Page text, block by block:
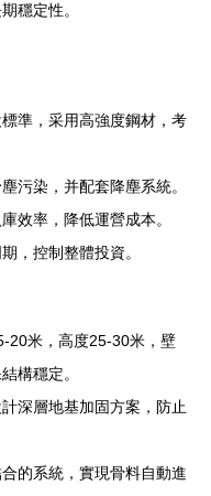
穩定性。
準，采用高強度鋼材，考
污染，并配套降塵系統。
效率，降低運營成本。
，控制整體投資。
20米，高度25-30米，壁
構穩定。
深層地基加固方案，防止
的系統，實現骨料自動進